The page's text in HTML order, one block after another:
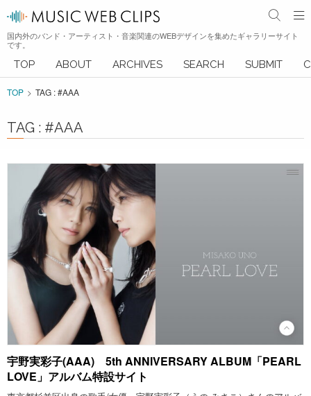
国内外のバンド・アーティスト・音楽関連のWEBデザインを集めたギャラリーサイト
です。
TOP ABOUT ARCHIVES SEARCH SUBMIT
TOP TAG : #AAA
TAG : #AAA
宇野実彩子(AAA) 5th ANNIVERSARY ALBUM「PEARL
LOVE」アルバム特設サイト